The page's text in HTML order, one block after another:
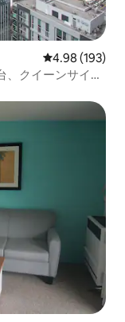
レビュー193
4.98 (193)
、クイーンサイズ